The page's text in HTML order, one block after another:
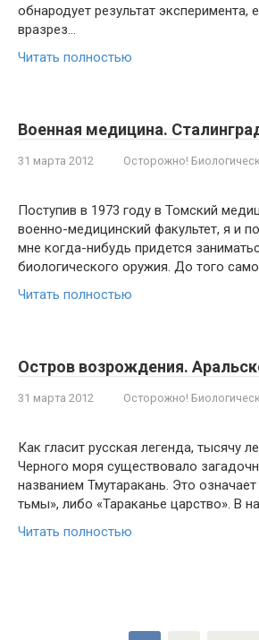
обнародует ре­зультат эксперимента,
вразрез…
Читать полностью
Военная медицина.
31 марта 2012
Осторожно!
Поступив в 1973 году в Томский
военно-медицин­ский факультет, я и
мне когда-нибудь придется
биологического оружия. До того
Читать полностью
Остров возрождения.
31 марта 2012
Осторожно!
Как гласит русская легенда, тысячу
Черного моря существова­ло
названием Тмута­ракань. Это
тьмы», либо «Тараканье царство». В
Читать полностью